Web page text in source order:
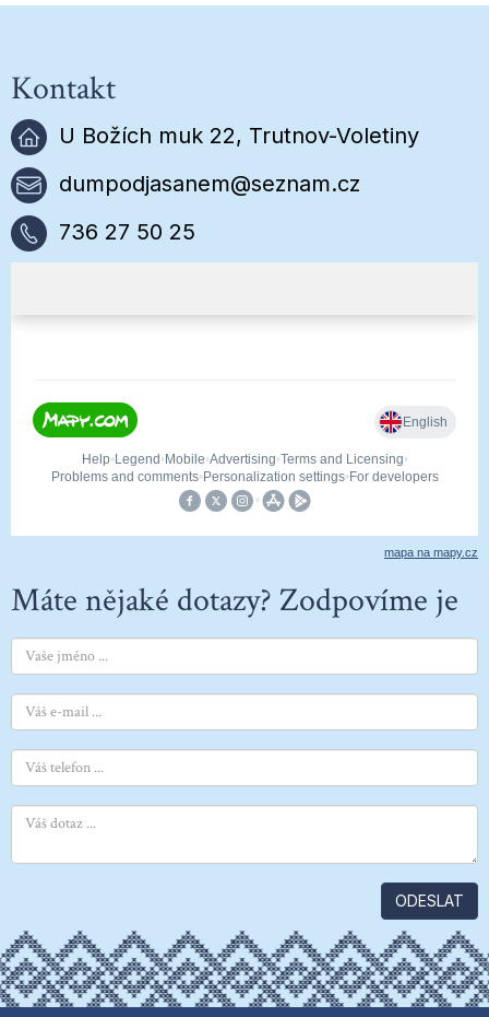
Kontakt
U Božích muk 22, Trutnov-Voletiny
dumpodjasanem@seznam.cz
736 27 50 25
mapa na mapy.cz
Máte nějaké dotazy? Zodpovíme je
ODESLAT